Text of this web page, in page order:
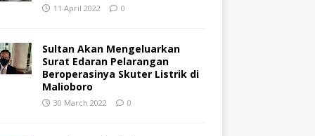
11 April 2022 0
Sultan Akan Mengeluarkan
Surat Edaran Pelarangan
Beroperasinya Skuter Listrik di
Malioboro
30 March 2022 0